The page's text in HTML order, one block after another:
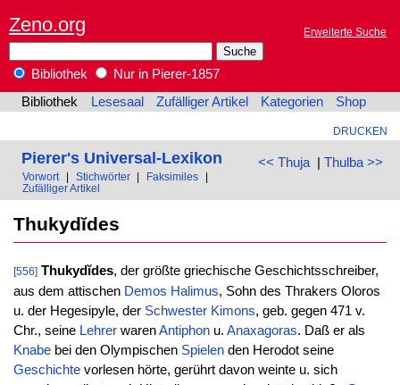
Zeno.org Erweiterte Suche
Bibliothek
Nur in Pierer-1857
Bibliothek
Lesesaal Zufälliger Artikel Kategorien Shop
DRUCKEN
<< Thuja| Thulba >>
Pierer's Universal-Lexikon
Vorwort Stichwörter Faksimiles
Zufälliger Artikel
Thukydĭdes
[556] Thukydĭdes, der größte griechische Geschichtsschreiber,
aus dem attischen Demos Halimus, Sohn des Thrakers Oloros
u. der Hegesipyle, der Schwester Kimons, geb. gegen 471 v.
Chr., seine LehrerwarenAntiphonu. Anaxagoras. Daß er als
Knabebei den Olympischen Spielenden Herodot seine
Geschichtevorlesen hörte, gerührt davon weinte u. sich